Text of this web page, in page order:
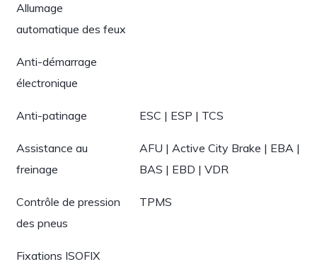
Allumage
automatique des feux
Anti-démarrage
électronique
Anti-patinage ESC | ESP | TCS
Assistance au
freinage
AFU | Active City Brake | EBA |
BAS | EBD | VDR
Contrôle de pression
des pneus
TPMS
Fixations ISOFIX